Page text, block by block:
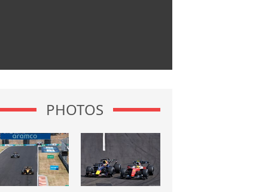
PHOTOS